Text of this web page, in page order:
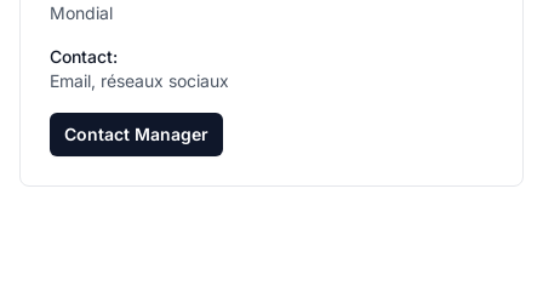
Mondial
Contact:
Email, réseaux sociaux
Contact Manager